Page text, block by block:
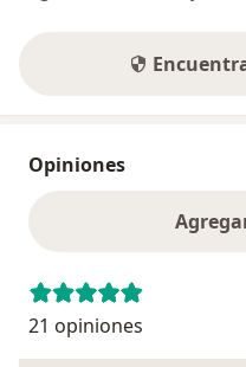
Opiniones
21 opiniones